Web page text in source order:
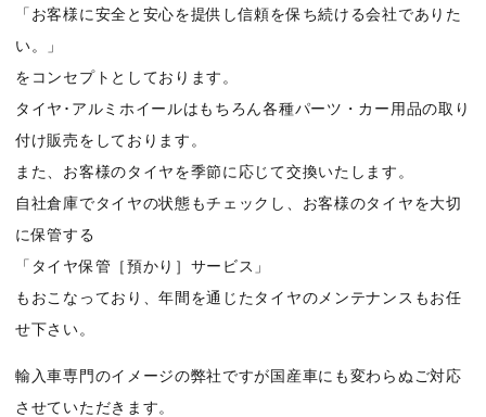
「お客様に安全と安心を提供し信頼を保ち続ける会社でありた
い。」
をコンセプトとしております。
タイヤ･アルミホイールはもちろん各種パーツ・カー用品の取り
付け販売をしております。
また、お客様のタイヤを季節に応じて交換いたします。
自社倉庫でタイヤの状態もチェックし、お客様のタイヤを大切
に保管する
「タイヤ保管［預かり］サービス」
もおこなっており、年間を通じたタイヤのメンテナンスもお任
せ下さい。
輸入車専門のイメージの弊社ですが国産車にも変わらぬご対応
させていただきます。